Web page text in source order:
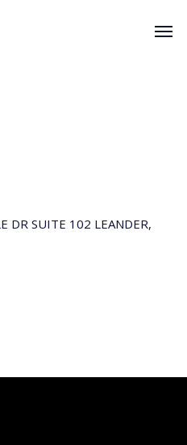
DR SUITE 102 LEANDER,